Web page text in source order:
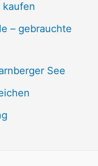
kaufen
– gebrauchte
See